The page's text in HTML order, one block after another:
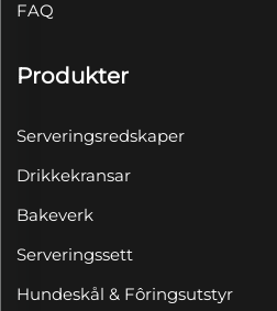
FAQ
Produkter
Serveringsredskaper
Drikkekransar
Bakeverk
Serveringssett
Hundeskål & Fôringsutstyr